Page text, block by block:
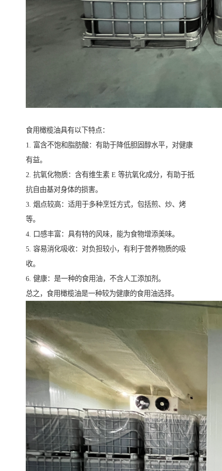
食用橄榄油具有以下特点：
1. 富含不饱和脂肪酸：有助于降低胆固醇水平，对健康
有益。
2. 抗氧化物质：含有维生素 E 等抗氧化成分，有助于抵
抗自由基对身体的损害。
3. 烟点较高：适用于多种烹饪方式，包括煎、炒、烤
等。
4. 口感丰富：具有特的风味，能为食物增添美味。
5. 容易消化吸收：对负担较小，有利于营养物质的吸
收。
6. 健康：是一种的食用油，不含人工添加剂。
总之，食用橄榄油是一种较为健康的食用油选择。